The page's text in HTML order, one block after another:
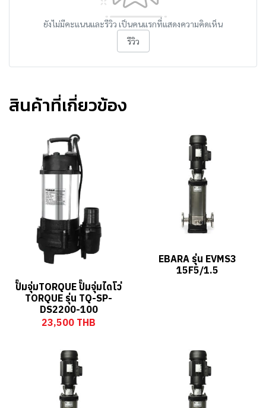
ยังไม่มีคะแนนและรีวิว เป็นคนแรกที่แสดงความคิดเห็น
รีวิว
สินค้าที่เกี่ยวข้อง
ปั๊มจุ่มTORQUE ปั๊มจุ่มไดโว่
TORQUE รุ่น TQ-SP-
DS2200-100
23,500 THB
EBARA รุ่น EVMS3
15F5/1.5